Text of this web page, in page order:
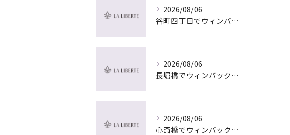
2026/08/06
谷町四丁目でウィンバック×マッサージ｜LA LIBERTE
2026/08/06
長堀橋でウィンバック×マッサージ｜LA LIBERTE
2026/08/06
心斎橋でウィンバック×マッサージ｜LA LIBERTE